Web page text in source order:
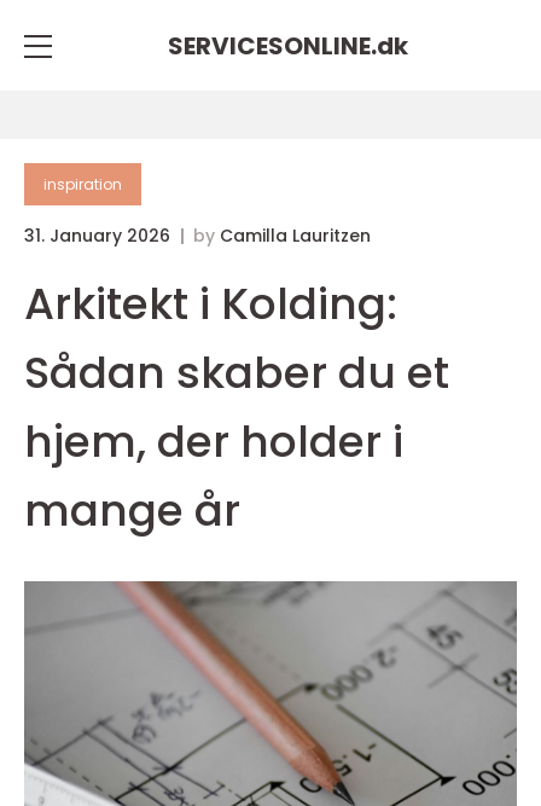
SERVICESONLINE.dk
inspiration
31. January 2026 by Camilla Lauritzen
Arkitekt i Kolding:
Sådan skaber du et
hjem, der holder i
mange år